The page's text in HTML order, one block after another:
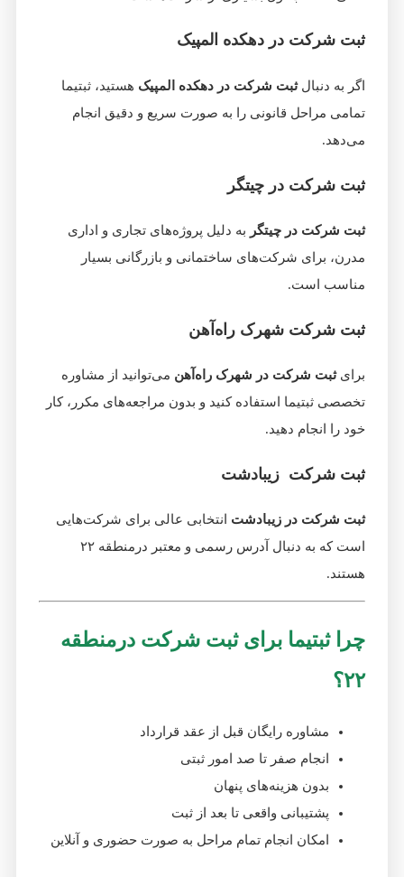
ثبت شرکت در دهکده المپیک
اگر به دنبالثبت شرکت در دهکده المپیک هستید، ثبتیما
تمامی مراحل قانونی را به صورت سریع و دقیق انجام
می‌دهد.
ثبت شرکت در چیتگر
ثبت شرکت در چیتگر به دلیل پروژه‌های تجاری و اداری
مدرن، برای شرکت‌های ساختمانی و بازرگانی بسیار
مناسب است.
ثبت شرکت شهرک راه‌آهن
برایثبت شرکت در شهرک راه‌آهن می‌توانید از مشاوره
تخصصی ثبتیما استفاده کنید و بدون مراجعه‌های مکرر، کار
خود را انجام دهید.
ثبت شرکت زیبادشت
ثبت شرکت در زیبادشت انتخابی عالی برای شرکت‌هایی
است که به دنبال آدرس رسمی و معتبر درمنطقه ۲۲
هستند.
چرا ثبتیما برای ثبت شرکت درمنطقه
۲۲؟
مشاوره رایگان قبل از عقد قرارداد
انجام صفر تا صد امور ثبتی
بدون هزینه‌های پنهان
پشتیبانی واقعی تا بعد از ثبت
امکان انجام تمام مراحل به صورت حضوری و آنلاین